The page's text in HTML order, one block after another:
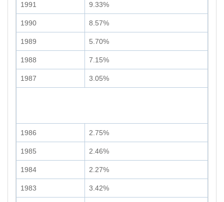
1991 9.33%
1990 8.57%
1989 5.70%
1988 7.15%
1987 3.05%
1986 2.75%
1985 2.46%
1984 2.27%
1983 3.42%